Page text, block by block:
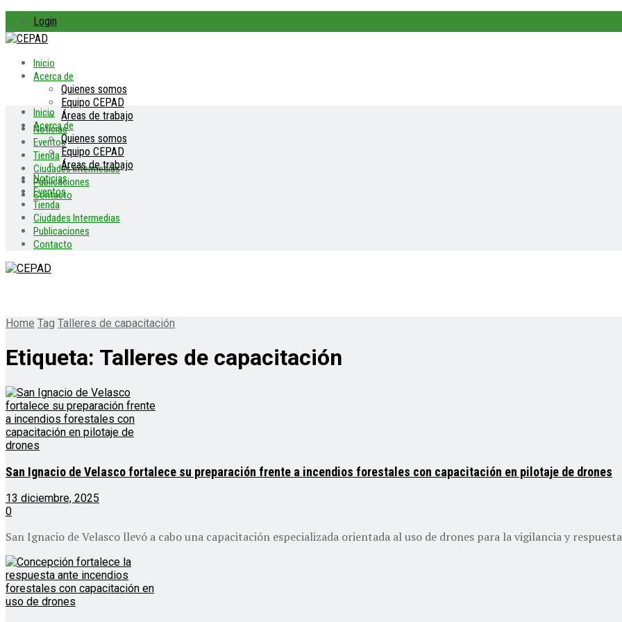
Login
Inicio
Acerca de
Quienes somos
Equipo CEPAD
Áreas de trabajo
Noticias
Eventos
Tienda
Ciudades Intermedias
Publicaciones
Contacto
Inicio
Acerca de
Quienes somos
Equipo CEPAD
Áreas de trabajo
Noticias
Eventos
Tienda
Ciudades Intermedias
Publicaciones
Contacto
Home Tag Talleres de capacitación
Etiqueta: Talleres de capacitación
San Ignacio de Velasco fortalece su preparación frente a incendios forestales con capacitación en pilotaje de drones
13 diciembre, 2025
0
San Ignacio de Velasco llevó a cabo una capacitación especializada orientada al uso de drones para la vigilancia y